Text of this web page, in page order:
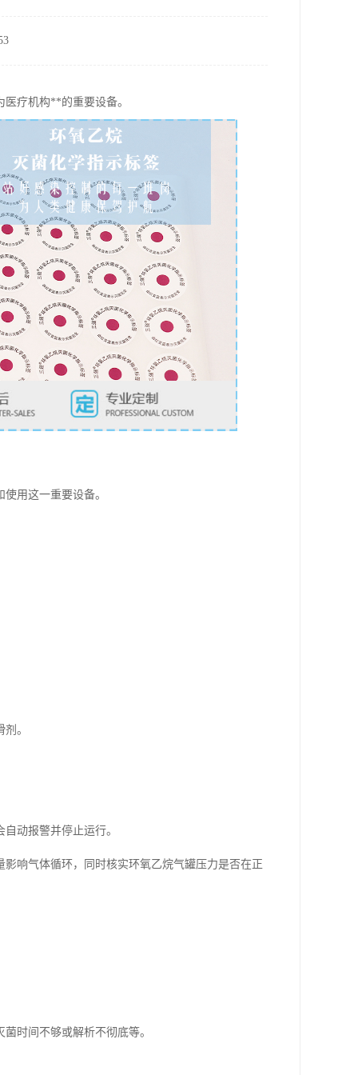
疗机构**的重要设备。
用这一重要设备。
。
动报警并停止运行。
响气体循环，同时核实环氧乙烷气罐压力是否在正
时间不够或解析不彻底等。